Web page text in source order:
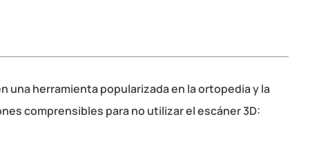
una herramienta popularizada en la ortopedia y la
comprensibles para no utilizar el escáner 3D: